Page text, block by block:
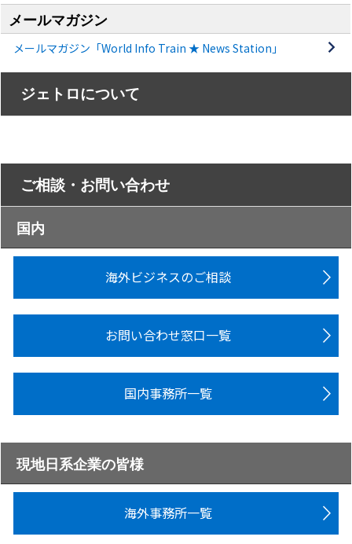
メールマガジン
メールマガジン「World Info Train ★ News Station」
ジェトロについて
ご相談・お問い合わせ
国内
海外ビジネスのご相談
お問い合わせ窓口一覧
国内事務所一覧
現地日系企業の皆様
海外事務所一覧